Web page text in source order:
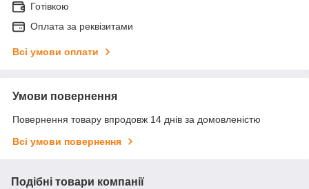
Готівкою
Оплата за реквізитами
Всі умови оплати
Умови повернення
Повернення товару впродовж 14 днів за домовленістю
Всі умови повернення
Подібні товари компанії